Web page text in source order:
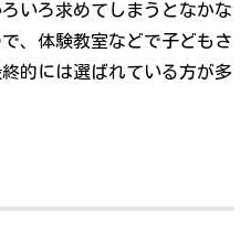
いろ求めてしまうとなかな
、体験教室などで子どもさ
的には選ばれている方が多